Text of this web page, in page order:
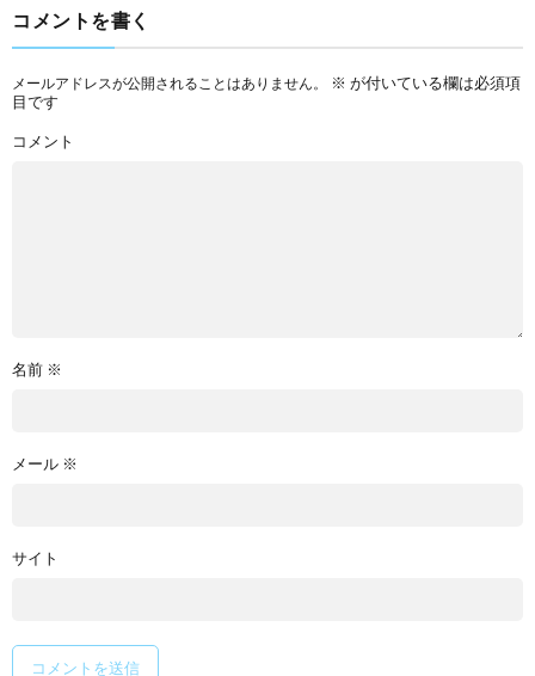
コメントを書く
メールアドレスが公開されることはありません。 ※ が付いている欄は必須項
目です
コメント
名前 ※
メール ※
サイト